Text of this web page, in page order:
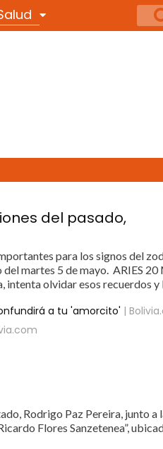
del pasado,
para los signos del
martes 5 de mayo. ARIES
intenta olvidar esos recuerdos y
a tu 'amorcito' |
Rodrigo Paz Pereira, junto a
Flores Sanzetenea”,